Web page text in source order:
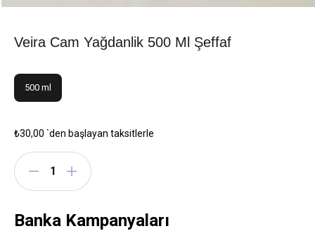
Veira Cam Yağdanlik 500 Ml Şeffaf
500 ml
₺30,00 `den başlayan taksitlerle
Banka Kampanyaları